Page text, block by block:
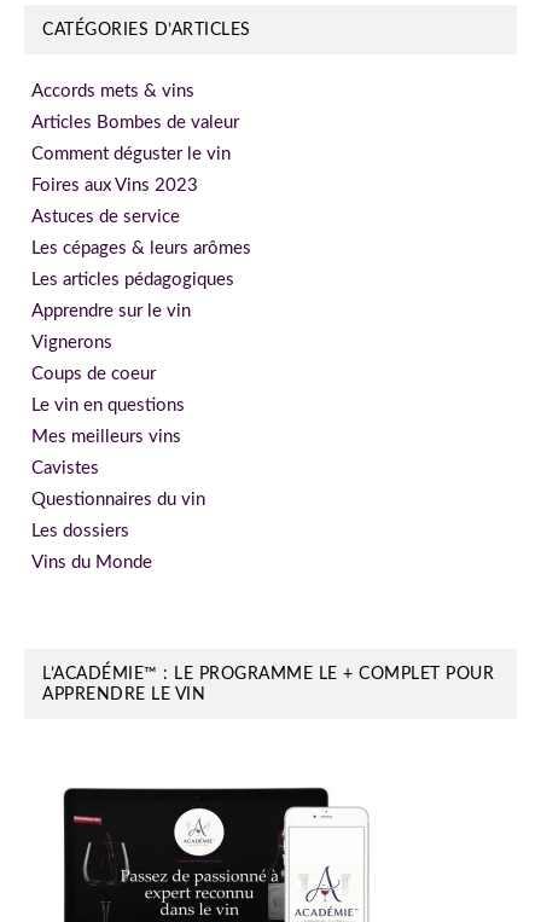
CATÉGORIES D’ARTICLES
Accords mets & vins
Articles Bombes de valeur
Comment déguster le vin
Foires aux Vins 2023
Astuces de service
Les cépages & leurs arômes
Les articles pédagogiques
Apprendre sur le vin
Vignerons
Coups de coeur
Le vin en questions
Mes meilleurs vins
Cavistes
Questionnaires du vin
Les dossiers
Vins du Monde
L’ACADÉMIE™ : LE PROGRAMME LE + COMPLET POUR
APPRENDRE LE VIN